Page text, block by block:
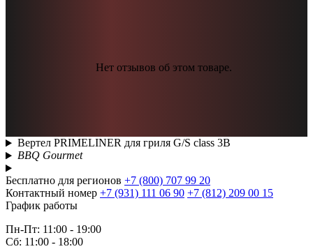
Нет отзывов об этом товаре.
Вертел PRIMELINER для гриля G/S class 3B
BBQ Gourmet
Бесплатно для регионов +7 (800) 707 99 20
Контактный номер +7 (931) 111 06 90 +7 (812) 209 00 15
График работы
Пн-Пт: 11:00 - 19:00
Сб: 11:00 - 18:00